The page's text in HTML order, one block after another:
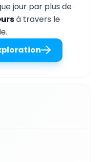
jour par plus de
à travers le